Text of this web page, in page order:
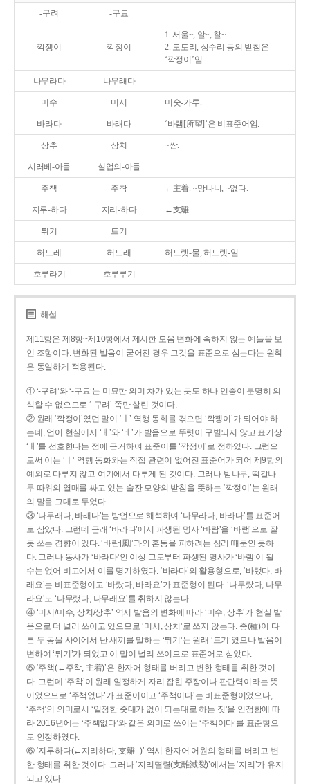
-구려 -구료
깍쟁이 깍정이
1. 서울~, 알~, 찰~.
2. 도토리, 상수리 등의 받침은
‘깍정이’임.
나무라다 나무래다
미수 미시 미숫-가루.
바라다 바래다 ‘바램[所望]’은 비표준어임.
상추 상치 ~쌈.
시러베-아들 실업의-아들
주책 주착 ←主着. ~망나니, ~없다.
지루-하다 지리-하다 ←支離.
튀기 트기
허드레 허드래 허드렛-물, 허드렛-일.
호루라기 호루루기
해설
제11항은 제8항~제10항에서 제시한 모음 변화에 속하지 않는 예들을 보
인 조항이다. 변화된 발음이 굳어진 경우 그것을 표준으로 삼는다는 원칙
은 동일하게 적용된다.
① ‘-구려’와 ‘-구료’는 미묘한 의미 차가 있는 듯도 하나 언중이 분명히 의
식할 수 없으므로 ‘-구려’ 쪽만 살린 것이다.
② 원래 ‘깍정이’였던 말이 ‘ㅣ’ 역행 동화를 겪으면 ‘깍젱이’가 되어야 하
는데, 언어 현실에서 ‘ㅐ’와 ‘ㅔ’가 발음으로 뚜렷이 구별되지 않고 표기상
‘ㅐ’를 선호한다는 점에 근거하여 표준어를 ‘깍쟁이’로 정하였다. 그럼으
로써 이는 ‘ㅣ’ 역행 동화와는 직접 관련이 없어진 표준어가 되어 제9항의
예외로 다루지 않고 여기에서 다루게 된 것이다. 그러나 밤나무, 떡갈나
무 따위의 열매를 싸고 있는 술잔 모양의 받침을 뜻하는 ‘깍정이’는 원래
의 말을 그대로 두었다.
③ ‘나무래다, 바래다’는 방언으로 해석하여 ‘나무라다, 바라다’를 표준어
로 삼았다. 그런데 근래 ‘바라다’에서 파생된 명사 ‘바람’을 ‘바램’으로 잘
못 쓰는 경향이 있다. ‘바람[風]’과의 혼동을 피하려는 심리 때문인 듯하
다. 그러나 동사가 ‘바라다’인 이상 그로부터 파생된 명사가 ‘바램’이 될
수는 없어 비고에서 이를 명기하였다. ‘바라다’의 활용형으로, ‘바랬다, 바
래요’는 비표준형이고 ‘바랐다, 바라요’가 표준형이 된다. ‘나무랐다, 나무
라요’도 ‘나무랬다, 나무래요’를 취하지 않는다.
④ ‘미시/미수, 상치/상추’ 역시 발음의 변화에 따라 ‘미수, 상추’가 현실 발
음으로 더 널리 쓰이고 있으므로 ‘미시, 상치’로 쓰지 않는다. 종(種)이 다
른 두 동물 사이에서 난 새끼를 말하는 ‘튀기’는 원래 ‘트기’였으나 발음이
변하여 ‘튀기’가 되었고 이 말이 널리 쓰이므로 표준어로 삼았다.
⑤ ‘주책(←주착, 主着)’은 한자어 형태를 버리고 변한 형태를 취한 것이
다. 그런데 ‘주착’이 원래 일정하게 자리 잡힌 주장이나 판단력이라는 뜻
이었으므로 ‘주책없다’가 표준어이고 ‘주책이다’는 비표준형이었으나,
‘주책’의 의미로서 ‘일정한 줏대가 없이 되는대로 하는 짓’을 인정함에 따
라 2016년에는 ‘주책없다’와 같은 의미로 쓰이는 ‘주책이다’를 표준형으
로 인정하였다.
⑥ ‘지루하다(←지리하다, 支離--)’ 역시 한자어 어원의 형태를 버리고 변
한 형태를 취한 것이다. 그러나 ‘지리멸렬(支離滅裂)’에서는 ‘지리’가 유지
되고 있다.